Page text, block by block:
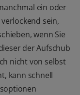
ein oder
sein,
wenn Sie
der Aufschub
nicht von selbst
kann schnell